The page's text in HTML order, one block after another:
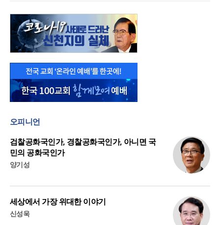
오피니언
검찰공화국인가, 경찰공화국인가, 아니면 국
민의 공화국인가
양기성
세상에서 가장 위대한 이야기
신성욱